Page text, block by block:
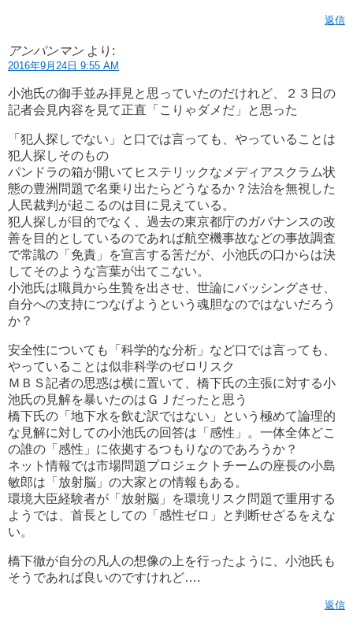
返信
アンパンマン より:
2016年9月24日 9:55 AM
小池氏の御手並み拝見と思っていたのだけれど、２３日の
記者会見内容を見て正直「こりゃダメだ」と思った
「犯人探しでない」と口では言っても、やっていることは
犯人探しそのもの
パンドラの箱が開いてヒステリックなメディアスクラム状
態の豊洲問題で名乗り出たらどうなるか？法治を無視した
人民裁判が起こるのは目に見えている。
犯人探しが目的でなく、過去の東京都庁のガバナンスの改
善を目的としているのであれば航空機事故などの事故調査
で常識の「免責」を宣言する筈だが、小池氏の口からは決
してそのような言葉が出てこない。
小池氏は職員から生贄を出させ、世論にバッシングさせ、
自分への支持につなげようという魂胆なのではないだろう
か？
安全性についても「科学的な分析」など口では言っても、
やっていることは似非科学のゼロリスク
ＭＢＳ記者の思惑は横に置いて、橋下氏の主張に対する小
池氏の見解を暴いたのはＧＪだったと思う
橋下氏の「地下水を飲む訳ではない」という極めて論理的
な見解に対しての小池氏の回答は「感性」。一体全体どこ
の誰の「感性」に依拠するつもりなのであろうか？
ネット情報では市場問題プロジェクトチームの座長の小島
敏郎は「放射脳」の大家との情報もある。
環境大臣経験者が「放射脳」を環境リスク問題で重用する
ようでは、首長としての「感性ゼロ」と判断せざるをえな
い。
橋下徹が自分の凡人の想像の上を行ったように、小池氏も
そうであれば良いのですけれど….
返信